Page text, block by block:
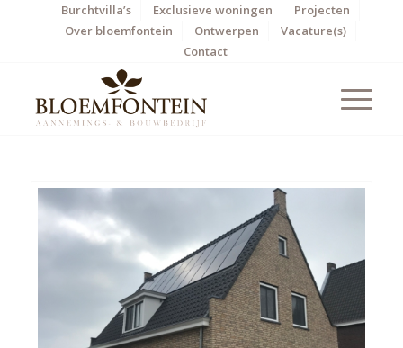
Burchtvilla’s Exclusieve woningen
Projecten
Over bloemfontein
Ontwerpen
Vacature(s)
Contact